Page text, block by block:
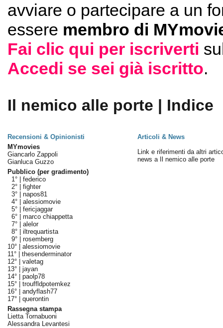
avviare o partecipare a un
essere membro di
Fai clic qui per iscriverti
Accedi se sei già iscritto.
Il nemico alle porte | Indice
Recensioni & Opinionisti
Articoli & News
MYmovies
Giancarlo Zappoli
Gianluca Guzzo
Pubblico (per gradimento)
1° | federico
2° | fighter
3° | napos81
4° | alessiomovie
5° | fericjaggar
6° | marco chiappetta
7° | alelor
8° | iltrequartista
9° | rosemberg
10° | alessiomovie
11° | thesenderminator
12° | valetag
13° | jayan
14° | paolp78
15° | trouffldpotemkez
16° | andyflash77
17° | querontin
Rassegna stampa
Lietta Tornabuoni
Alessandra Levantesi
Link e riferimenti da altri
news a Il nemico alle porte